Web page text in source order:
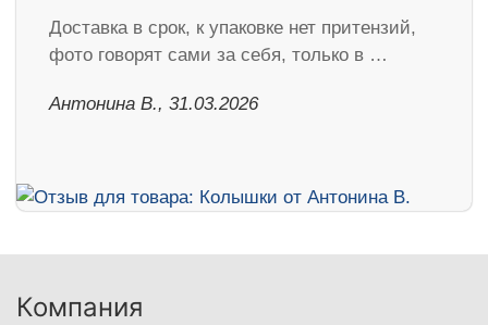
Доставка в срок, к упаковке нет притензий,
фото говорят сами за себя, только в …
Антонина В., 31.03.2026
Компания